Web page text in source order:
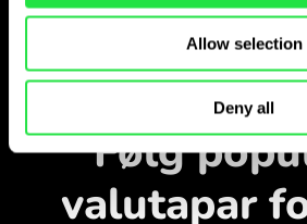
Allow selection
Deny all
Følg
valutapar